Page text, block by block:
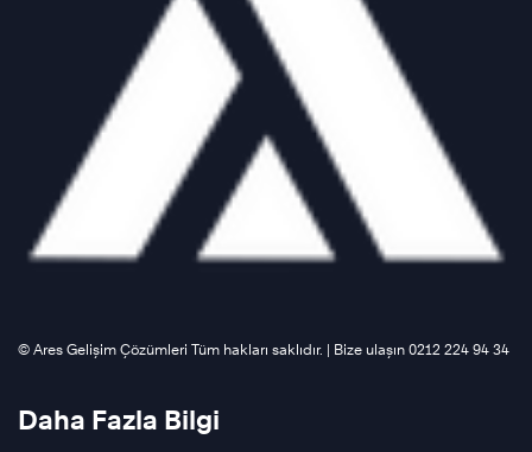
©️ Ares Gelişim Çözümleri Tüm hakları saklıdır. | Bize ulaşın 0212 224 94 34
Daha Fazla Bilgi